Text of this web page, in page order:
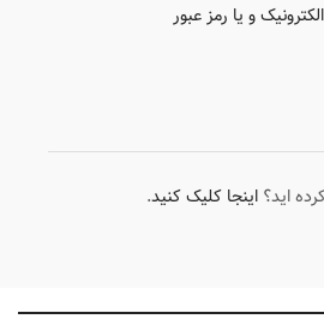
و یا رمز عبور
اید؟ اینجا کلیک کنید.